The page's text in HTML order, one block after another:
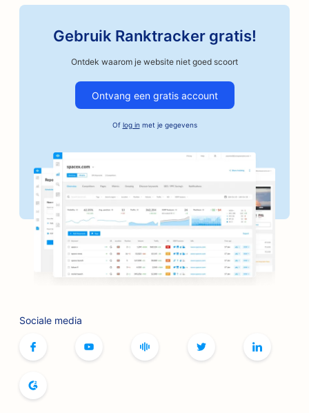
SEO voor autobedrijven
SEO voor borgtochtdiensten
SEO voor banken
SEO voor bakkerijen
SEO voor kapperszaken
SEO voor BBQ-restaurants
SEO voor boetieks
SEO voor bowlingbanen
SEO voor bordspelcafés
Gebruik Ranktracker gratis!
Ontdek waarom je website niet goed scoort
Ontvang een gratis account
Of log in met je gegevens
Sociale media